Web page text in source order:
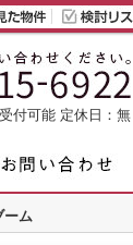
付可能 定休日：無
ーム